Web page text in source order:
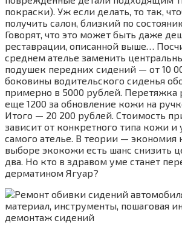
покраски). Уж если делать, то так,
получить салон, близкий по
Говорят, что это может быть даже
реставрации, описанной выше…
среднем ателье заменить
подушек передних сидений — от 10
боковины водительского сиденья
примерно в 5000 рублей. Перетяжка
еще 1200 за обновление кожи на
Итого — 20 200 рублей. Стоимость
зависит от конкретного типа кожи и
самого ателье. В теории — экономия
выборе экокожи есть шанс снизить
два. Но кто в здравом уме станет
дерматином Ягуар?